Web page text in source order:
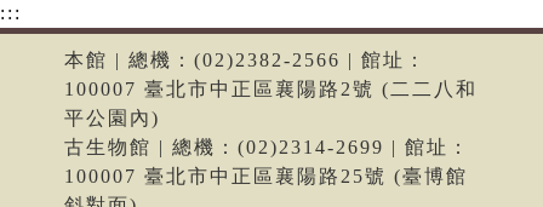
:::
本館 | 總機：(02)2382-2566 | 館址：
100007 臺北市中正區襄陽路2號 (二二八和
平公園內)
古生物館 | 總機：(02)2314-2699 | 館址：
100007 臺北市中正區襄陽路25號 (臺博館